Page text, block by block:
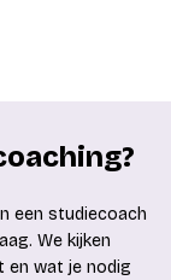
een studiecoach
We kijken
en wat je nodig